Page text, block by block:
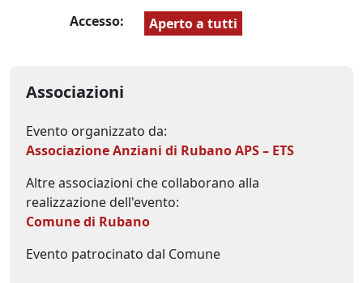
Accesso:
Aperto a tutti
Associazioni
Evento organizzato da:
Associazione Anziani di Rubano APS – ETS
Altre associazioni che collaborano alla
realizzazione dell'evento:
Comune di Rubano
Evento patrocinato dal Comune